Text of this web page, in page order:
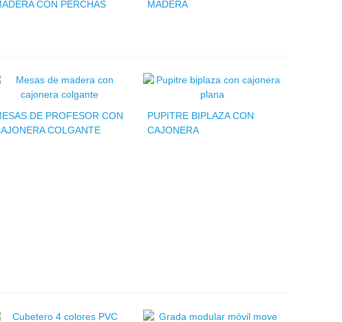
CON PERCHAS
MADERA
DE PROFESOR CON
COLGANTE
PUPITRE BIPLAZA CON
CAJONERA